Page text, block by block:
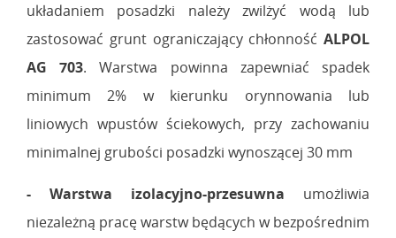
układaniem posadzki należy zwilżyć wodą lub
zastosować grunt ograniczający chłonność ALPOL
AG 703. Warstwa powinna zapewniać spadek
minimum 2% w kierunku orynnowania lub
liniowych wpustów ściekowych, przy zachowaniu
minimalnej grubości posadzki wynoszącej 30 mm
- Warstwa izolacyjno-przesuwna umożliwia
niezależną pracę warstw będących w bezpośrednim